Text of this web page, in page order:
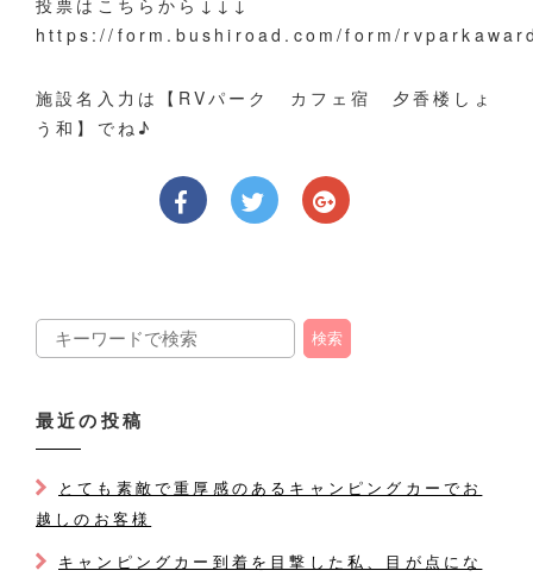
投票はこちらから↓↓↓
https://form.bushiroad.com/form/
施設名入力は【RVパーク カフェ宿 夕香楼しょ
う和】でね♪
最近の投稿
とても素敵で重厚感のあるキャンピングカーでお
越しのお客様
キャンピングカー到着を目撃した私、目が点にな